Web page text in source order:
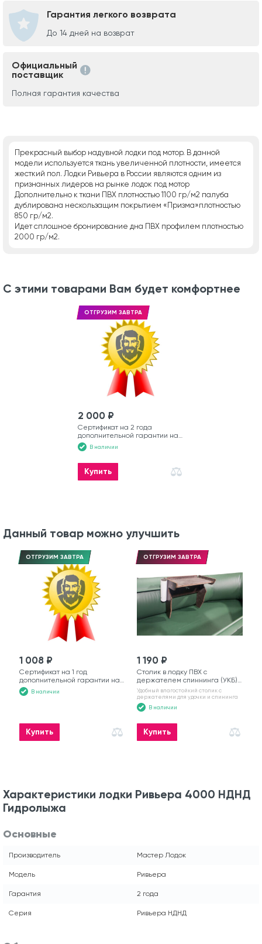
Гарантия легкого возврата
До 14 дней на возврат
Официальный
поставщик
Полная гарантия качества
Прекрасный выбор надувной лодки под мотор. В данной
модели используется ткань увеличенной плотности, имеется
жесткий пол. Лодки Ривьера в России являются одним из
признанных лидеров на рынке лодок под мотор
Дополнительно к ткани ПВХ плотностью 1100 гр/м2 палуба
дублирована нескользащим покрытием «Призма»плотностью
850 гр/м2.
Идет сплошное бронирование дна ПВХ профилем плотностью
2000 гр/м2.
С этими товарами Вам будет комфортнее
ОТГРУЗИМ ЗАВТРА
2 000 ₽
Сертификат на 2 года
дополнительной гарантии на
лодкуВ наличии
Купить
Данный товар можно улучшить
ОТГРУЗИМ ЗАВТРА
1 008 ₽
Сертификат на 1 год
дополнительной гарантии на
моторную лодку
В наличии
Купить
ОТГРУЗИМ ЗАВТРА
1 190 ₽
Столик в лодку ПВХ с
держателем спиннинга (УКБ)
№6
Удобный влагостойкий столик с
держателями для удочки и спининга
В наличии
Купить
Характеристики лодки Ривьера 4000 НДНД
Гидролыжа
Основные
Производитель Мастер Лодок
Модель Ривьера
Гарантия 2 года
Серия Ривьера НДНД